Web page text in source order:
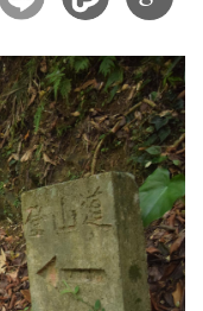
到
Google
Plus